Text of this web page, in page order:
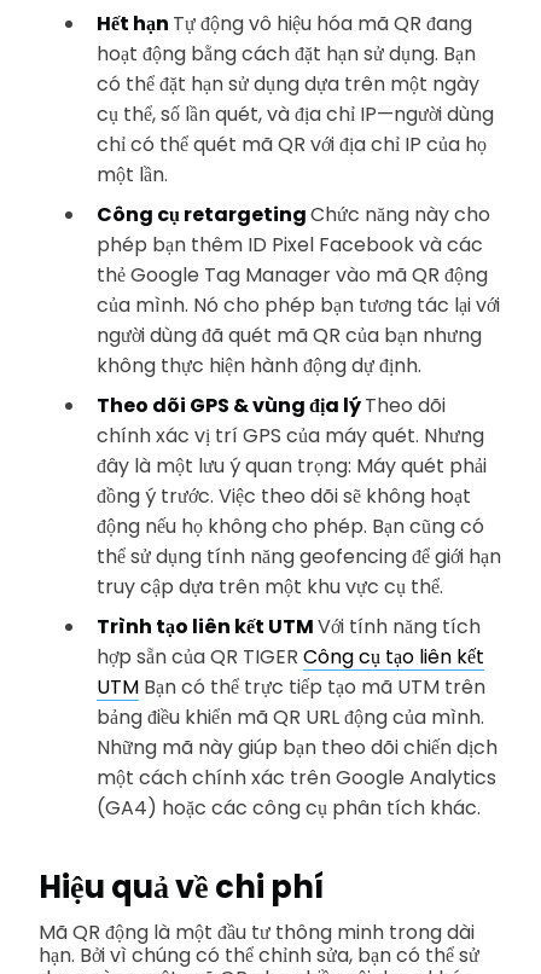
Hết hạn Tự động vô hiệu hóa mã QR đang
hoạt động bằng cách đặt hạn sử dụng. Bạn
có thể đặt hạn sử dụng dựa trên một ngày
cụ thể, số lần quét, và địa chỉ IP—người dùng
chỉ có thể quét mã QR với địa chỉ IP của họ
một lần.
Công cụ retargetingChức năng này cho
phép bạn thêm ID Pixel Facebook và các
thẻ Google Tag Manager vào mã QR động
của mình. Nó cho phép bạn tương tác lại với
người dùng đã quét mã QR của bạn nhưng
không thực hiện hành động dự định.
Theo dõi GPS & vùng địa lýTheo dõi
chính xác vị trí GPS của máy quét. Nhưng
đây là một lưu ý quan trọng: Máy quét phải
đồng ý trước. Việc theo dõi sẽ không hoạt
động nếu họ không cho phép. Bạn cũng có
thể sử dụng tính năng geofencing để giới hạn
truy cập dựa trên một khu vực cụ thể.
Trình tạo liên kết UTMVới tính năng tích
hợp sẵn của QR TIGER Công cụ tạo liên kết
UTM Bạn có thể trực tiếp tạo mã UTM trên
bảng điều khiển mã QR URL động của mình.
Những mã này giúp bạn theo dõi chiến dịch
một cách chính xác trên Google Analytics
(GA4) hoặc các công cụ phân tích khác.
Hiệu quả về chi phí
Mã QR động là một đầu tư thông minh trong dài
hạn. Bởi vì chúng có thể chỉnh sửa, bạn có thể sử